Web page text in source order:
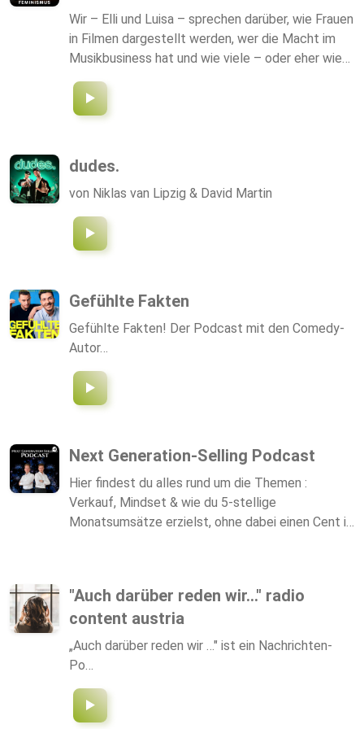
Unternehmen: Werbung & Sponsoring möglich. •
Website, Infos & mehr: Jurepeat.de Viel Erfolg
beim Wiederholen! 🍀 Jurepeat🎙
Wir – Elli und Luisa – sprechen darüber, wie Frauen
in Filmen dargestellt werden, wer die Macht im
Musikbusiness hat und wie viele – oder eher wie
hinterfragen: Warum ist die Flüssigkeit in der
Werbung für...
dudes.
von Niklas van Lipzig & David Martin
Gefühlte Fakten
Gefühlte Fakten! Der Podcast mit den Comedy-
Autor…
Next Generation-Selling Podcast
Hier findest du alles rund um die Themen :
Verkauf, Mindset & wie du 5-stellige
Monatsumsätze erzielst, ohne dabei einen Cent in
"Auch darüber reden wir..." radio
content austria
„Auch darüber reden wir …" ist ein Nachrichten-
Po…